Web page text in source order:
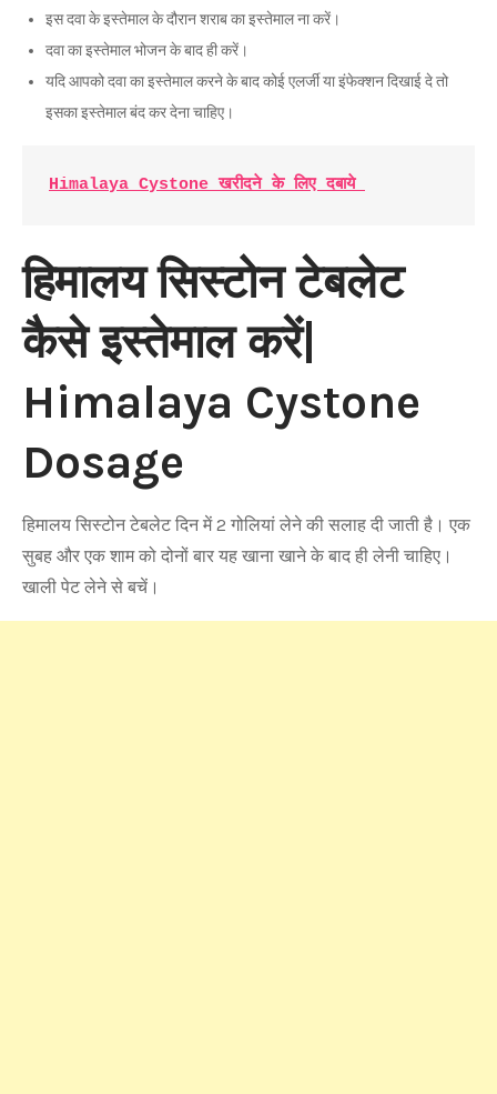
इस दवा के इस्तेमाल के दौरान शराब का इस्तेमाल ना करें।
दवा का इस्तेमाल भोजन के बाद ही करें।
यदि आपको दवा का इस्तेमाल करने के बाद कोई एलर्जी या इंफेक्शन दिखाई दे तो
इसका इस्तेमाल बंद कर देना चाहिए।
Himalaya Cystone खरीदने के लिए दबाये
हिमालय सिस्टोन टेबलेट
कैसे इस्तेमाल करें|
Himalaya Cystone
Dosage
हिमालय सिस्टोन टेबलेट दिन में 2 गोलियां लेने की सलाह दी जाती है। एक
सुबह और एक शाम को दोनों बार यह खाना खाने के बाद ही लेनी चाहिए।
खाली पेट लेने से बचें।